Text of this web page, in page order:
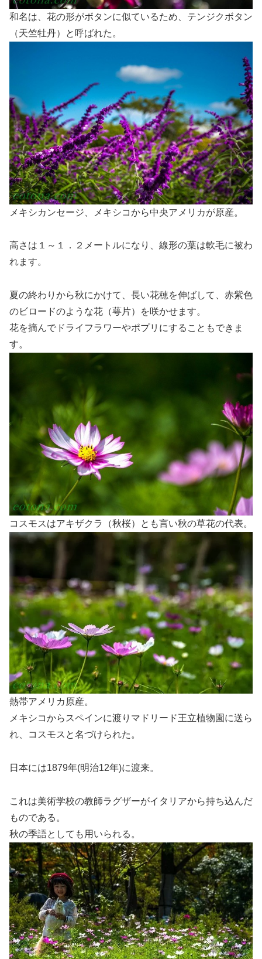
和名は、花の形がボタンに似ているため、テンジクボタン
（天竺牡丹）と呼ばれた。
メキシカンセージ、メキシコから中央アメリカが原産。
高さは１～１．２メートルになり、線形の葉は軟毛に被わ
れます。
夏の終わりから秋にかけて、長い花穂を伸ばして、赤紫色
のビロードのような花（萼片）を咲かせます。
花を摘んでドライフラワーやポプリにすることもできま
す。
コスモスはアキザクラ（秋桜）とも言い秋の草花の代表。
熱帯アメリカ原産。
メキシコからスペインに渡りマドリード王立植物園に送ら
れ、コスモスと名づけられた。
日本には1879年(明治12年)に渡来。
これは美術学校の教師ラグザーがイタリアから持ち込んだ
ものである。
秋の季語としても用いられる。